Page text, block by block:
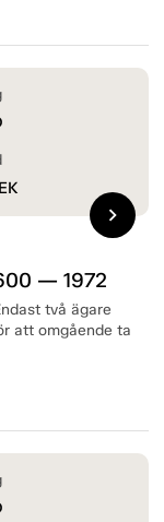
— 1972
två ägare
att omgående ta
chevron_right